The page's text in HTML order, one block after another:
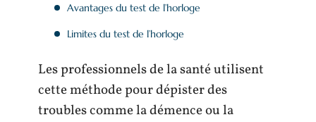
Avantages du test de l’horloge
Limites du test de l’horloge
Les professionnels de la santé utilisent
cette méthode pour dépister des
troubles comme la démence ou la